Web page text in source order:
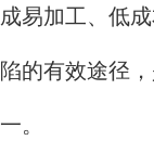
成易加工、低
陷的有效途径
一。